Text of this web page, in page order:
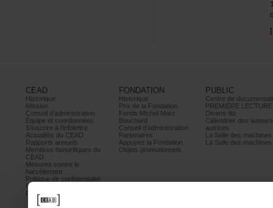
CEAD
Historique
Mission
Conseild’administration
Équipeetcoordonnées
S’inscrireàl’infolettre
ActualitésduCEAD
Rapportsannuels
Membreshonorifiquesdu
CEAD
Mesurescontrele
harcèlement
Politiquedeconfidentialité
Prixetconcours
Partenaires
FONDATION
Historique
PrixdelaFondation
FondsMichelMarc
Bouchard
Conseild’administration
Partenaires
AppuyezlaFondation
Objetspromotionnels
PUBLIC
PREMIÈRELECTURE
Divans-lits
autrices